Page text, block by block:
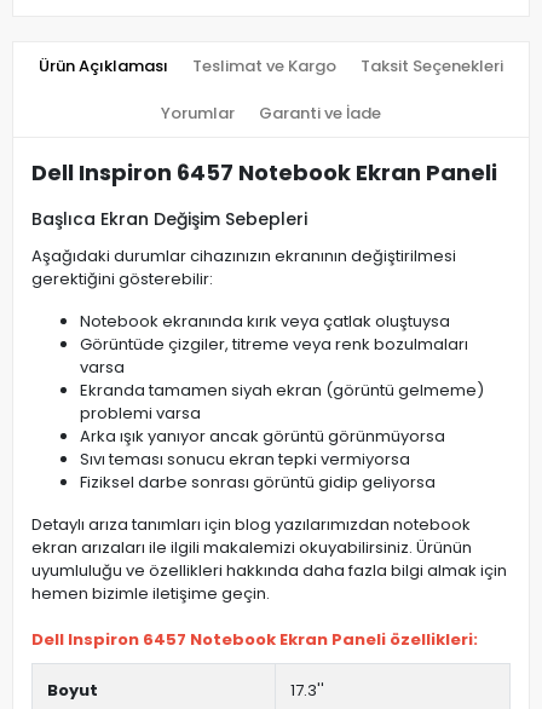
Ürün Açıklaması Teslimat ve Kargo Taksit Seçenekleri
Yorumlar Garanti ve İade
Dell Inspiron 6457 Notebook Ekran Paneli
Başlıca Ekran Değişim Sebepleri
Aşağıdaki durumlar cihazınızın ekranının değiştirilmesi
gerektiğini gösterebilir:
Notebook ekranında kırık veya çatlak oluştuysa
Görüntüde çizgiler, titreme veya renk bozulmaları
varsa
Ekranda tamamen siyah ekran (görüntü gelmeme)
problemi varsa
Arka ışık yanıyor ancak görüntü görünmüyorsa
Sıvı teması sonucu ekran tepki vermiyorsa
Fiziksel darbe sonrası görüntü gidip geliyorsa
Detaylı arıza tanımları için blog yazılarımızdan notebook
ekran arızaları ile ilgili makalemizi okuyabilirsiniz. Ürünün
uyumluluğu ve özellikleri hakkında daha fazla bilgi almak için
hemen bizimle iletişime geçin.
Dell Inspiron 6457 Notebook Ekran Paneli özellikleri:
Boyut 17.3''